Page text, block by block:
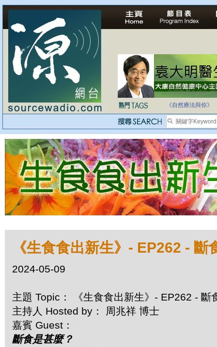
自家教育合法化-
《自然療法與你》
《生食食出新生》- EP262 - 斷
2024-05-09
主題 Topic： 《生食食出新生》- EP262 - 斷
主持人 Hosted by： 周兆祥 博士
嘉賓 Guest：
斷食是甚麼？